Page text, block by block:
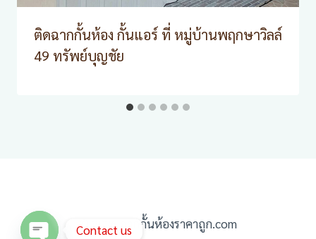
ติดฉากกั้นห้อง กั้นแอร์ ที่ หมู่บ้านพฤกษาวิลล์
49 ทรัพย์บุญชัย
© 2026 ฉากกั้นห้องราคาถูก.com
Contact us